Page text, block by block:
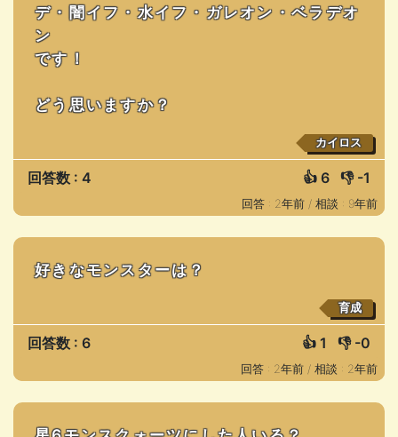
デ・闇イフ・水イフ・ガレオン・ベラデオ
ン
です！
どう思いますか？
カイロス
回答数 : 4 👍 6 👎 -1
回答 : 2年前 / 相談 : 9年前
好きなモンスターは？
育成
回答数 : 6 👍 1 👎 -0
回答 : 2年前 / 相談 : 2年前